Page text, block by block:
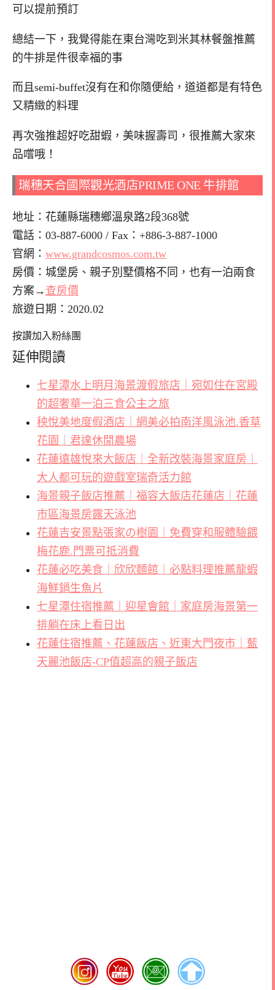
可以提前預訂
總結一下，我覺得能在東台灣吃到米其林餐盤推薦
的牛排是件很幸福的事
而且semi-buffet沒有在和你隨便給，道道都是有特色
又精緻的料理
再次強推超好吃甜蝦，美味握壽司，很推薦大家來
品嚐哦！
瑞穗天合國際觀光酒店PRIME ONE 牛排館
地址：花蓮縣瑞穗鄉溫泉路2段368號
電話：03-887-6000 / Fax：+886-3-887-1000
官網： www.grandcosmos.com.tw
房價：城堡房、親子別墅價格不同，也有一泊兩食
方案→ 查房價
旅遊日期：2020.02
按讚加入粉絲團
延伸閱讀
七星潭水上明月海景渡假旅店｜宛如住在宮殿
的超奢華一泊三食公主之旅
秧悅美地度假酒店｜網美必拍南洋風泳池.香草
花園｜君達休閒農場
花蓮遠雄悅來大飯店｜全新改裝海景家庭房｜
大人都可玩的遊戲室瑞奇活力館
海景親子飯店推薦｜福容大飯店花蓮店｜花蓮
市區海景房露天泳池
花蓮吉安景點張家の樹園｜免費穿和服體驗餵
梅花鹿.門票可抵消費
花蓮必吃美食｜欣欣麵館｜必點料理推薦龍蝦
海鮮鍋生魚片
七星潭住宿推薦｜迎星會館｜家庭房海景第一
排躺在床上看日出
花蓮住宿推薦、花蓮飯店、近東大門夜市｜藍
天麗池飯店-CP值超高的親子飯店